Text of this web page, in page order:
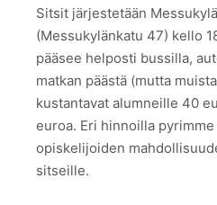
Sitsit järjestetään
(Messukylänkatu 47) kello
pääsee helposti bussilla,
matkan päästä (mutta
kustantavat alumneille 40
euroa. Eri hinnoilla
opiskelijoiden
sitseille.